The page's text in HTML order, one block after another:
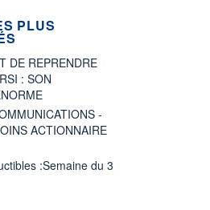
PLUS
DE REPRENDRE
: SON
-
ACTIONNAIRE
:Semaine du 3